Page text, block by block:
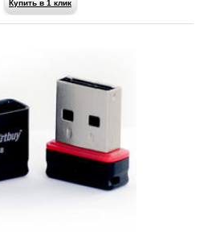
Купить в 1 клик